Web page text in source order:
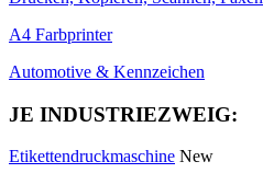
A4 Farbprinter
Automotive & Kennzeichen
JE INDUSTRIEZWEIG:
Etikettendruckmaschine New